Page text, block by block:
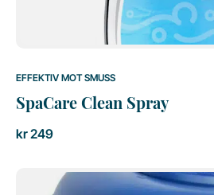
EFFEKTIV MOT SMUSS
SpaCare Clean Spray
kr249